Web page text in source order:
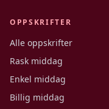
OPPSKRIFTER
Alle oppskrifter
Rask middag
Enkel middag
Billig middag